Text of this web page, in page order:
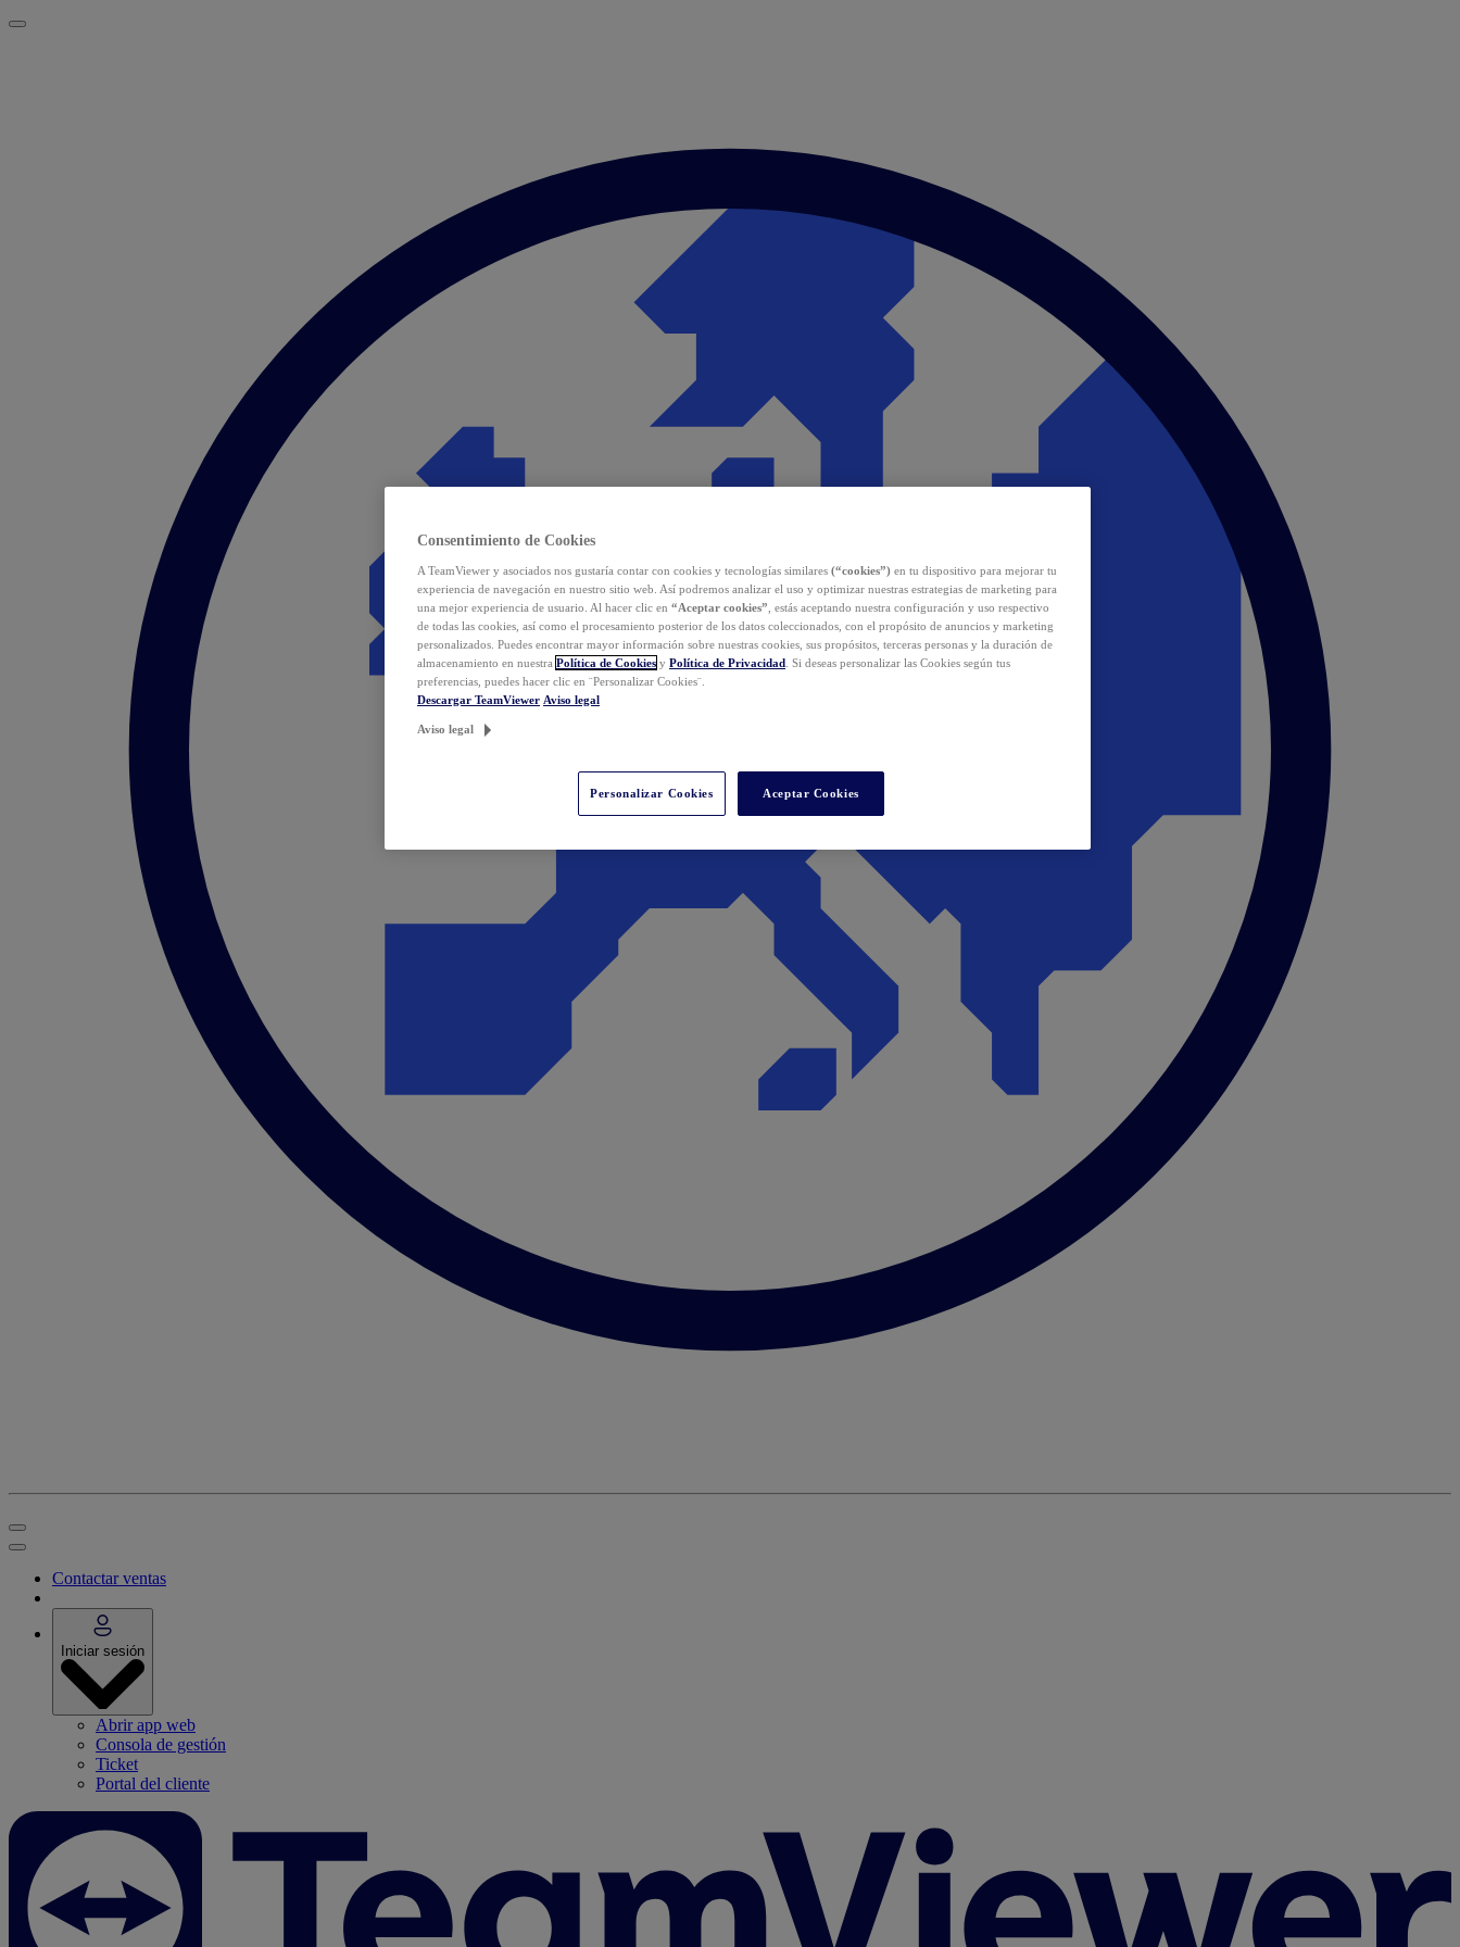
Contactar ventas
Iniciar sesión
Abrir app web
Consola de gestión
Ticket
Portal del cliente
Consentimiento de Cookies
A TeamViewer y asociados nos gustaría contar con cookies y tecnologías similares (“cookies”) en tu dispositivo para mejorar tu
experiencia de navegación en nuestro sitio web. Así podremos analizar el uso y optimizar nuestras estrategias de marketing para
una mejor experiencia de usuario. Al hacer clic en “Aceptar cookies” , estás aceptando nuestra configuración y uso respectivo
de todas las cookies, así como el procesamiento posterior de los datos coleccionados, con el propósito de anuncios y marketing
personalizados. Puedes encontrar mayor información sobre nuestras cookies, sus propósitos, terceras personas y la duración de
almacenamiento en nuestra Política de Cookies y Política de Privacidad . Si deseas personalizar las Cookies según tus
preferencias, puedes hacer clic en ¨Personalizar Cookies¨.
Descargar TeamViewer Aviso legal
Aviso legal
Personalizar Cookies Aceptar Cookies